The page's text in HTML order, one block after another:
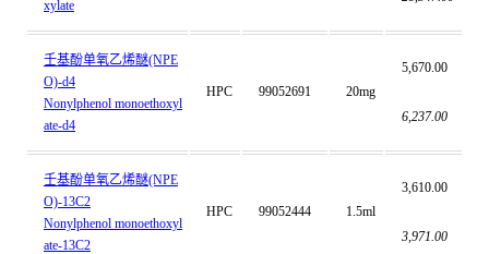
xylate
壬基酚单氧乙烯醚(NPE
O)-d4
Nonylphenol monoethoxyl
ate-d4
HPC 99052691 20mg
5,670.00
6,237.00
壬基酚单氧乙烯醚(NPE
O)-13C2
Nonylphenol monoethoxyl
ate-13C2
HPC 99052444 1.5ml
3,610.00
3,971.00